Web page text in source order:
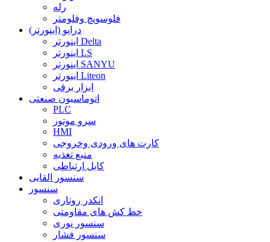
رله
فلوسویچ وفلومتر
درایو (اینورتر)
اینورتر Delta
اینورتر LS
اینورتر SANYU
اینورتر Liteon
ابزار برقی
اتوماسیون صنعتی
PLC
سرو موتور
HMI
کارت های ورودی وخروجی
منبع تغذیه
کابل ارتباطی
سنسور القایی
سنسور
انکدر روتاری
خط کش های مقاومتی
سنسور نوری
سنسور فشار